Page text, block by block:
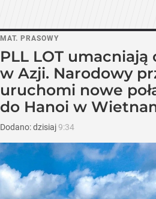
MAT. PRASOWY
PLL LOT umacniają
w Azji. Narodowy
uruchomi nowe
do Hanoi w
Dodano:dzisiaj 9:34